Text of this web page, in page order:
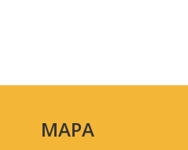
MAPA